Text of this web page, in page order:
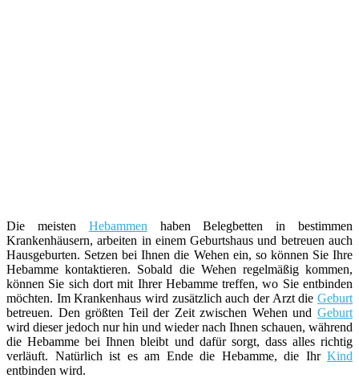
Die meisten Hebammen haben Belegbetten in bestimmen
Krankenhäusern, arbeiten in einem Geburtshaus und betreuen auch
Hausgeburten. Setzen bei Ihnen die Wehen ein, so können Sie Ihre
Hebamme kontaktieren. Sobald die Wehen regelmäßig kommen,
können Sie sich dort mit Ihrer Hebamme treffen, wo Sie entbinden
möchten. Im Krankenhaus wird zusätzlich auch der Arzt die Geburt
betreuen. Den größten Teil der Zeit zwischen Wehen und Geburt
wird dieser jedoch nur hin und wieder nach Ihnen schauen, während
die Hebamme bei Ihnen bleibt und dafür sorgt, dass alles richtig
verläuft. Natürlich ist es am Ende die Hebamme, die Ihr Kind
entbinden wird.